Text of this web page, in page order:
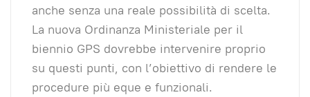
anche senza una reale possibilità di scelta.
La nuova Ordinanza Ministeriale per il
biennio GPS dovrebbe intervenire proprio
su questi punti, con l’obiettivo di rendere le
procedure più eque e funzionali.